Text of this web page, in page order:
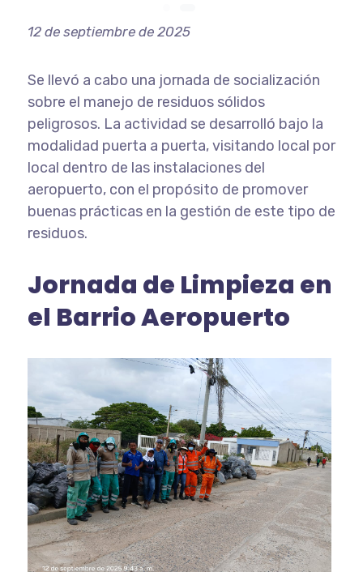
12 de septiembre de 2025
Se llevó a cabo una jornada de socialización
sobre el manejo de residuos sólidos
peligrosos. La actividad se desarrolló bajo la
modalidad puerta a puerta, visitando local por
local dentro de las instalaciones del
aeropuerto, con el propósito de promover
buenas prácticas en la gestión de este tipo de
residuos.
Jornada de Limpieza en
el Barrio Aeropuerto